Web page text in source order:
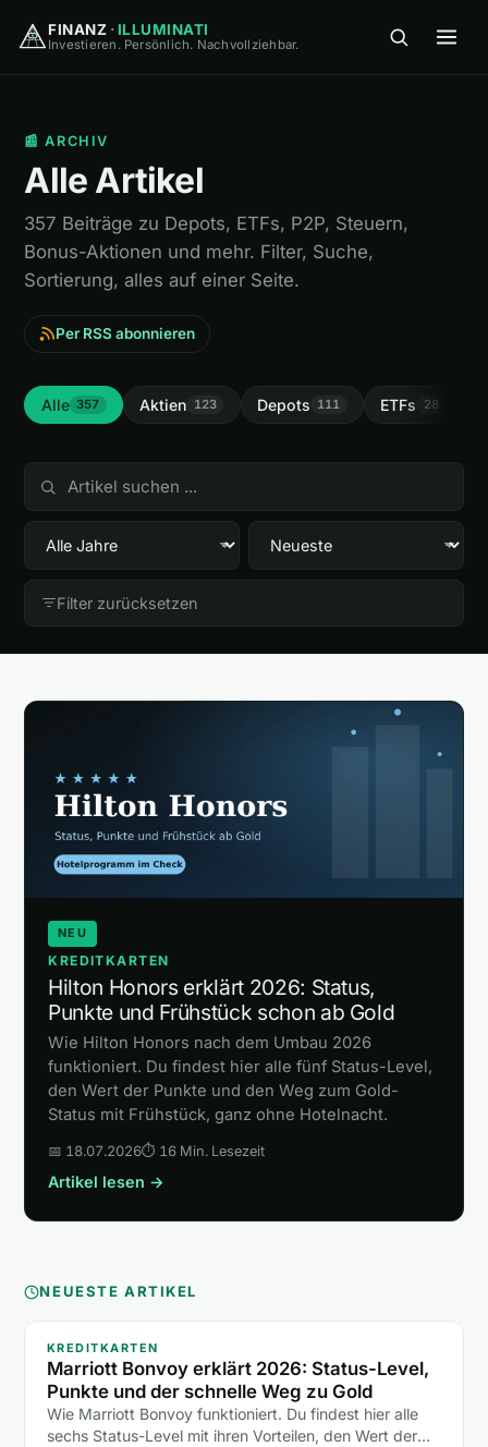
FINANZ · ILLUMINATI
Investieren. Persönlich. Nachvollziehbar.
🏠Home
🎓Wissen
⚖️ Vergleiche ▾
🛠 Tools ▾
🎁
📰 Artikel
📰 ARCHIV
Alle Artikel
357 Beiträge zu Depots, ETFs, P2P, Steuern,
Bonus-Aktionen und mehr. Filter, Suche,
Sortierung, alles auf einer Seite.
Per RSS abonnieren
Alle 357 Aktien 123 Depots 111 ETFs 28
Filter zurücksetzen
NEU
KREDITKARTEN
Hilton Honors erklärt 2026: Status,
Punkte und Frühstück schon ab Gold
Wie Hilton Honors nach dem Umbau 2026
funktioniert. Du findest hier alle fünf Status-Level,
den Wert der Punkte und den Weg zum Gold-
Status mit Frühstück, ganz ohne Hotelnacht.
📅 18.07.2026⏱ 16 Min. Lesezeit
Artikel lesen →
NEUESTE ARTIKEL
KREDITKARTEN
Marriott Bonvoy erklärt 2026: Status-Level,
Punkte und der schnelle Weg zu Gold
Wie Marriott Bonvoy funktioniert. Du findest hier alle
sechs Status-Level mit ihren Vorteilen, den Wert der